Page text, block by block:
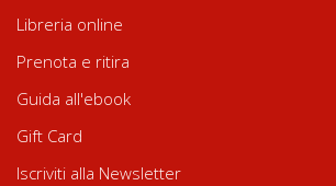
Libreria online
Prenota e ritira
Guida all'ebook
Gift Card
Iscriviti alla Newsletter